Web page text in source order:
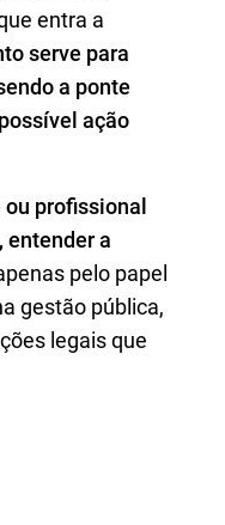
entra a
serve para
a ponte
ação
profissional
entender a
pelo papel
gestão pública,
legais que